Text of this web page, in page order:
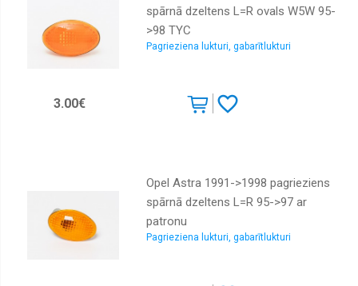
spārnā dzeltens L=R ovals W5W 95-
>98 TYC
Pagrieziena lukturi, gabarītlukturi
3.00€
Opel Astra 1991->1998 pagrieziens
spārnā dzeltens L=R 95->97 ar
patronu
Pagrieziena lukturi, gabarītlukturi